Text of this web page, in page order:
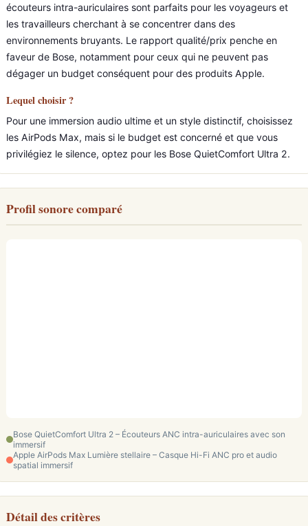
écouteurs intra-auriculaires sont parfaits pour les voyageurs et
les travailleurs cherchant à se concentrer dans des
environnements bruyants. Le rapport qualité/prix penche en
faveur de Bose, notamment pour ceux qui ne peuvent pas
dégager un budget conséquent pour des produits Apple.
Lequel choisir ?
Pour une immersion audio ultime et un style distinctif, choisissez
les AirPods Max, mais si le budget est concerné et que vous
privilégiez le silence, optez pour les Bose QuietComfort Ultra 2.
Profil sonore comparé
Bose QuietComfort Ultra 2 – Écouteurs ANC intra-auriculaires avec son
immersif
Apple AirPods Max Lumière stellaire – Casque Hi-Fi ANC pro et audio
spatial immersif
Détail des critères